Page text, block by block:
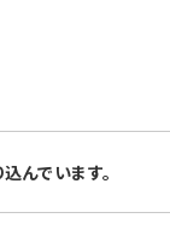
んでいます。